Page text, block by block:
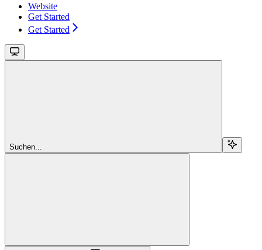
Website
Get Started
Get Started
Suchen...